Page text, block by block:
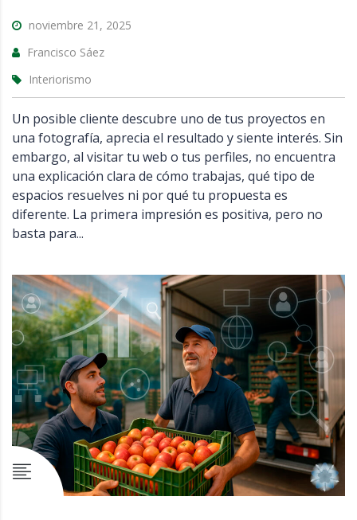
noviembre 21, 2025
Francisco Sáez
Interiorismo
Un posible cliente descubre uno de tus proyectos en
una fotografía, aprecia el resultado y siente interés. Sin
embargo, al visitar tu web o tus perfiles, no encuentra
una explicación clara de cómo trabajas, qué tipo de
espacios resuelves ni por qué tu propuesta es
diferente. La primera impresión es positiva, pero no
basta para...